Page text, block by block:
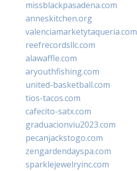
missblackpasadena.com
anneskitchen.org
valenciamarketytaqueria.com
reefrecordsllc.com
alawaffle.com
aryouthfishing.com
united-basketball.com
tios-tacos.com
cafecito-satx.com
graduacionviu2023.com
pecanjackstogo.com
zengardendayspa.com
sparklejewelryinc.com